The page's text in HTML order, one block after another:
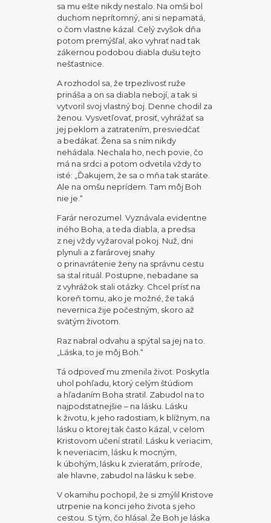
sa mu ešte nikdy nestalo. Na omši bol
duchom neprítomný, ani si nepamätá,
o čom vlastne kázal. Celý zvyšok dňa
potom premýšľal, ako vyhrať nad tak
zákernou podobou diabla dušu tejto
nešťastnice.
A rozhodol sa, že trpezlivosť ruže
prináša a on sa diabla nebojí, a tak si
vytvoril svoj vlastný boj. Denne chodil za
ženou. Vysvetľovať, prosiť, vyhrážať sa
jej peklom a zatratením, presviedčať
a bedákať. Žena sa s ním nikdy
nehádala. Nechala ho, nech povie, čo
má na srdci a potom odvetila vždy to
isté: „Ďakujem, že sa o mňa tak staráte.
Ale na omšu neprídem. Tam môj Boh
nie je.“
Farár nerozumel. Vyznávala evidentne
iného Boha, a teda diabla, a predsa
z nej vždy vyžaroval pokoj. Nuž, dni
plynuli a z farárovej snahy
o prinavrátenie ženy na správnu cestu
sa stal rituál. Postupne, nebadane sa
z vyhrážok stali otázky. Chcel prísť na
koreň tomu, ako je možné, že taká
nevernica žije počestným, skoro až
svätým životom.
Raz nabral odvahu a spýtal sa jej na to.
„Láska, to je môj Boh.“
Tá odpoveď mu zmenila život. Poskytla
uhol pohľadu, ktorý celým štúdiom
a hľadaním Boha stratil. Zabudol na to
najpodstatnejšie – na lásku. Lásku
k životu, k jeho radostiam, k blížnym, na
lásku o ktorej tak často kázal, v celom
Kristovom učení stratil. Lásku k veriacim,
k neveriacim, lásku k mocným,
k úbohým, lásku k zvieratám, prírode,
ale hlavne, zabudol na lásku k sebe.
V okamihu pochopil, že si zmýlil Kristove
utrpenie na konci jeho života s jeho
cestou. S tým, čo hlásal. Že Boh je láska